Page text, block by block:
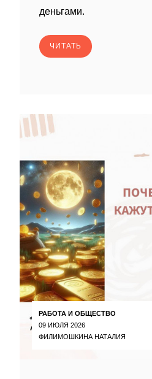
деньгами.
ЧИТАТЬ
РАБОТА И ОБЩЕСТВО
09 ИЮЛЯ 2026
ФИЛИМОШКИНА НАТАЛИЯ